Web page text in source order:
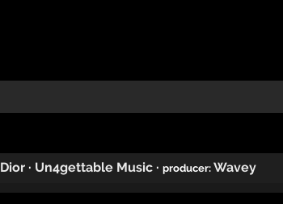
Dior· Un4gettable Music· producer: Wavey